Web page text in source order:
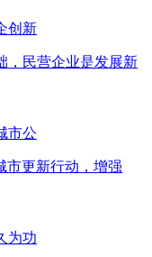
，民营企业是发展新
市更新行动，增强